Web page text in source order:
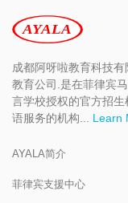
成都阿呀啦教育科技
教育公司.是在菲律宾
言学校授权的官方招
语服务的机构... Learn
AYALA简介
菲律宾支援中心